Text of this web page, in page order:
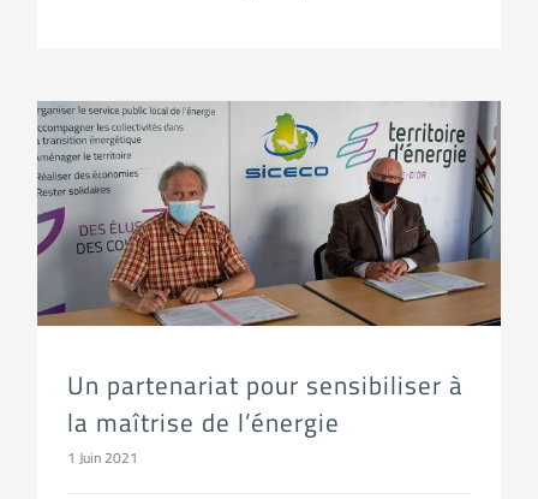
Un partenariat pour sensibiliser à
la maîtrise de l’énergie
1 Juin 2021